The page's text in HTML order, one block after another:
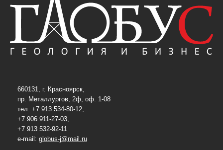
660131, г. Красноярск,
пр. Металлургов, 2ф, оф. 1-08
тел. +7 913 534-80-12,
+7 906 911-27-03,
+7 913 532-92-11
e-mail: globus-j@mail.ru